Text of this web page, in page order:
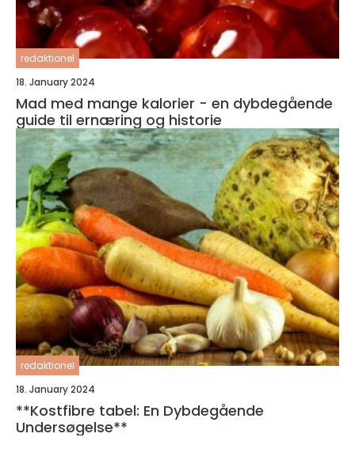
redaktionel
18. January 2024
Mad med mange kalorier - en dybdegående
guide til ernæring og historie
redaktionel
18. January 2024
**Kostfibre tabel: En Dybdegående
Undersøgelse**